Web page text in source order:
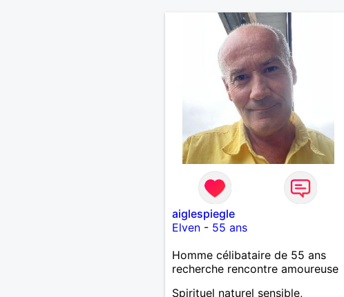
aiglespiegle
Elven- 55 ans
Homme célibataire de 55 ans
recherche rencontre amoureuse
Spirituel naturel sensible,